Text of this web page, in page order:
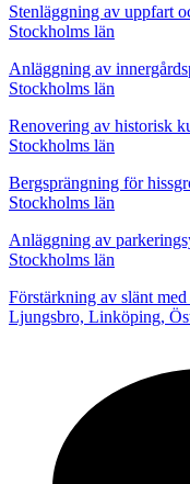
Stenläggning av uppfart
Stockholms län
Anläggning av
Stockholms län
Renovering av historisk
Stockholms län
Bergsprängning för
Stockholms län
Anläggning av
Stockholms län
Förstärkning av slänt
Ljungsbro, Linköping,